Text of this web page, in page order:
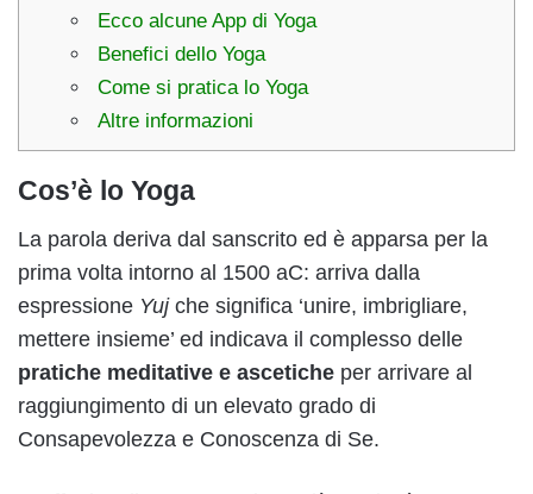
Ecco alcune App di Yoga
Benefici dello Yoga
Come si pratica lo Yoga
Altre informazioni
Cos’è lo Yoga
La parola deriva dal sanscrito ed è apparsa per la
prima volta intorno al 1500 aC: arriva dalla
espressione Yujche significa ‘unire, imbrigliare,
mettere insieme’ ed indicava il complesso delle
pratiche meditative e ascetiche per arrivare al
raggiungimento di un elevato grado di
Consapevolezza e Conoscenza di Se.